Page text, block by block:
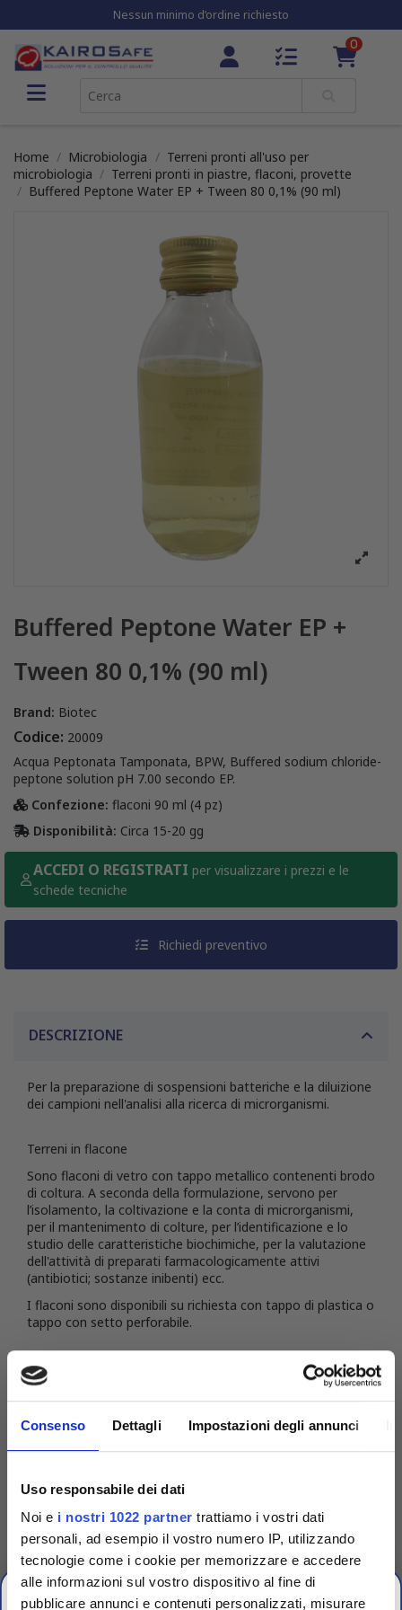
Consenso Dettagli Impostazioni degli annunci
Uso responsabile dei dati
Noi e i nostri 1022 partner trattiamo i vostri dati
personali, ad esempio il vostro numero IP, utilizzando
tecnologie come i cookie per memorizzare e accedere
alle informazioni sul vostro dispositivo al fine di
pubblicare annunci e contenuti personalizzati, misurare
Nessun minimo d’ordine richiesto
0
Home Microbiologia
Terreni pronti all'uso per
microbiologia
Terreni pronti in piastre, flaconi, provette
Buffered Peptone Water EP + Tween 80 0,1% (90 ml)
Buffered Peptone Water EP +
Tween 80 0,1% (90 ml)
Brand: Biotec
Codice: 20009
Acqua Peptonata Tamponata, BPW, Buffered sodium chloride-
peptone solution pH 7.00 secondo EP.
Confezione: flaconi 90 ml (4 pz)
Disponibilità: Circa 15-20 gg
ACCEDI O REGISTRATI per visualizzare i prezzi e le
schede tecniche
Richiedi preventivo
DESCRIZIONE
Per la preparazione di sospensioni batteriche e la diluizione
dei campioni nell'analisi alla ricerca di microrganismi.
Terreni in flacone
Sono flaconi di vetro con tappo metallico contenenti brodo
di coltura. A seconda della formulazione, servono per
l’isolamento, la coltivazione e la conta di microrganismi,
per il mantenimento di colture, per l’identificazione e lo
studio delle caratteristiche biochimiche, per la valutazione
dell'attività di preparati farmacologicamente attivi
(antibiotici; sostanze inibenti) ecc.
I flaconi sono disponibili su richiesta con tappo di plastica o
tappo con setto perforabile.